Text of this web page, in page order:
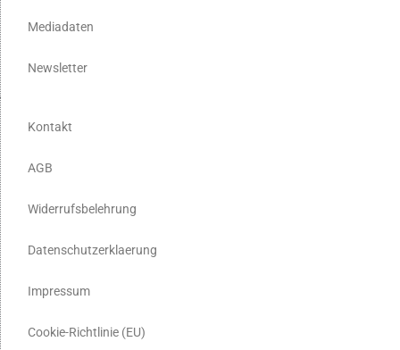
Mediadaten
Newsletter
Kontakt
AGB
Widerrufsbelehrung
Datenschutzerklaerung
Impressum
Cookie-Richtlinie (EU)